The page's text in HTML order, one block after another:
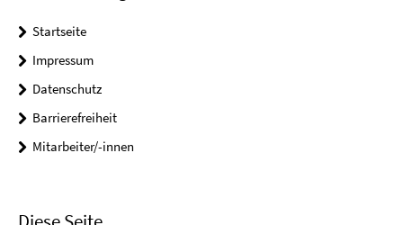
Startseite
Impressum
Datenschutz
Barrierefreiheit
Mitarbeiter/-innen